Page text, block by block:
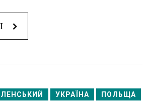
УКРАЇНА ПОЛЬЩА